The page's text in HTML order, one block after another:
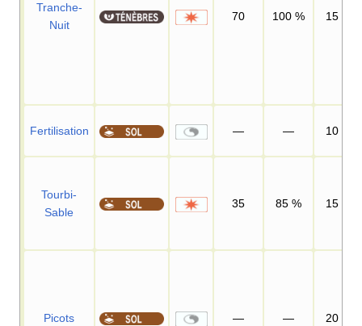
Tranche-
Nuit
70 100 % 15
Fertilisation — — 10
Tourbi-
Sable
35 85 % 15
Picots — — 20